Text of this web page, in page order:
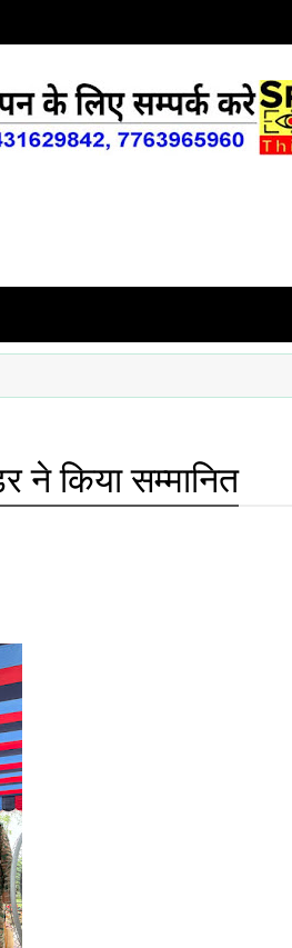
ने किया सम्मानित